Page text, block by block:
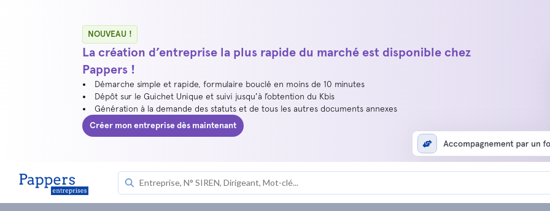
NOUVEAU !
La création d’entreprise la plus rapide du marché est disponible chez
Pappers !
Démarche simple et rapide, formulaire bouclé en moins de 10 minutes
Dépôt sur le Guichet Unique et suivi jusqu’à l’obtention du Kbis
Génération à la demande des statuts et de tous les autres documents annexes
Créer mon entreprise dès maintenant